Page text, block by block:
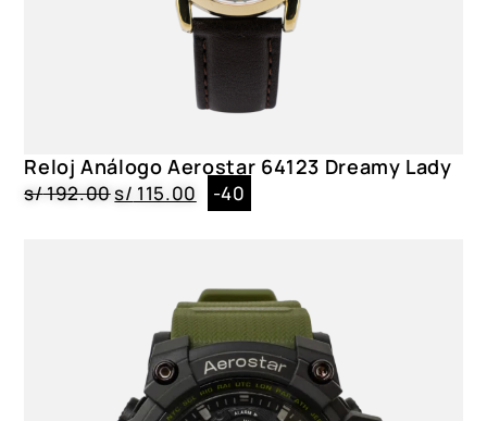
Reloj Análogo Aerostar 64123 Dreamy Lady
s/192.00s/ 115.00 -40